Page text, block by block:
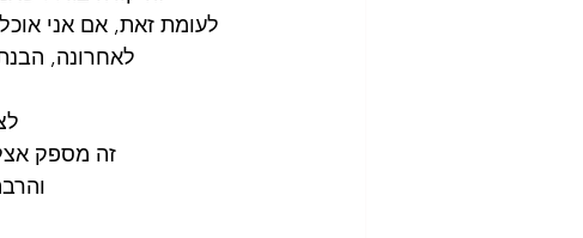
לעומת זאת, אם אני
לאחרונה,
זה מספק